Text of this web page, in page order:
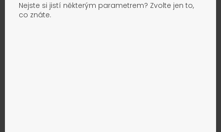
Nejste si jistí některým parametrem? Zvolte jen to,
co znáte.